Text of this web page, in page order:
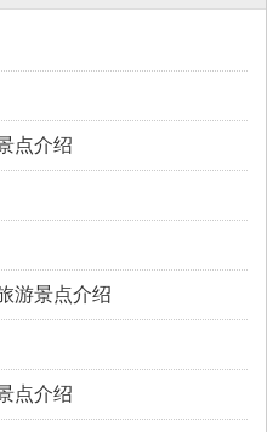
点介绍
游景点介绍
点介绍